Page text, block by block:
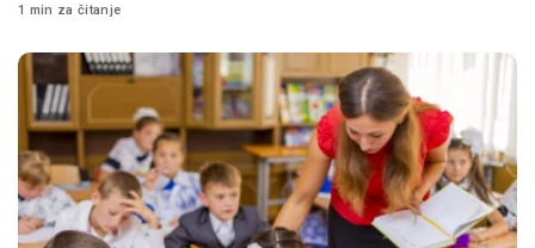
1 min za čitanje